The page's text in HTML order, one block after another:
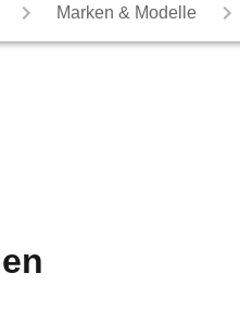
Marken & Modelle